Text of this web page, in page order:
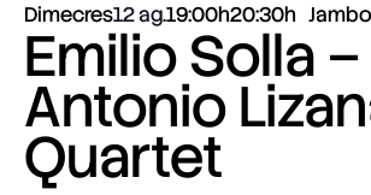
Dimecres12 ag.19:00h20:30h
Emilio Solla –
Antonio
Quartet